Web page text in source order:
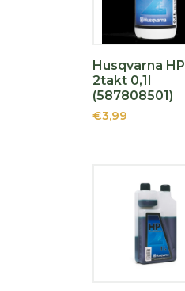
Husqvarna HP
2takt 0,1l
(587808501)
€3,99